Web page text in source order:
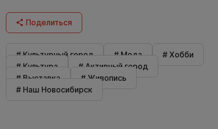
Поделиться
# Культурный город # Мода
# Хобби
# Культура
# Активный город
# Выставка
# Живопись
# Наш Новосибирск